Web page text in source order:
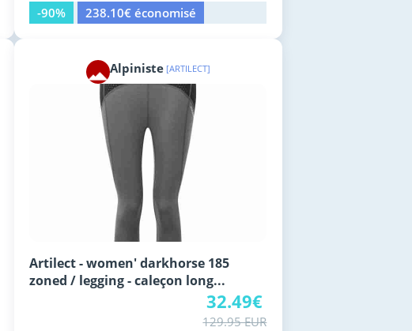
-90%
238.10€ économisé
Alpiniste [ARTILECT]
Artilect - women' darkhorse 185
zoned / legging - caleçon long...
32.49€
129.95 EUR